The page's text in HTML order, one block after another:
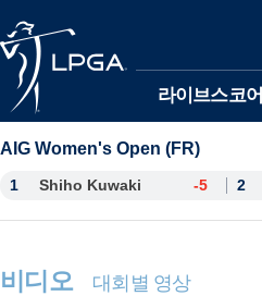
라이브스코어
AIG Women's Open (FR)
1 Shiho Kuwaki -5 2
비디오 대회별 영상